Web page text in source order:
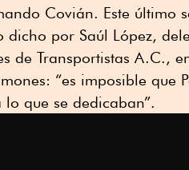
Covián. Este último
dicho por Saúl López,
de Transportistas A.C.,
“es imposible que
que se dedicaban”.